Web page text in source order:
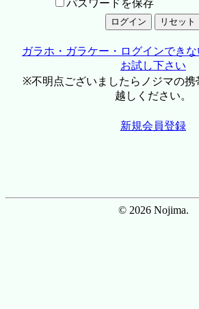
パスワードを保存
ガラホ・ガラケー・ログインでき
お試し下さい
※不明点ございましたらノジマの携
越しください。
新規会員登録
© 2026 Nojima.